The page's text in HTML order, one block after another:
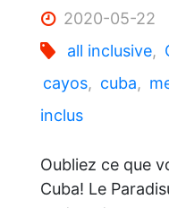
2020-05-22
all inclusive,
cayos, cuba,
inclus
Oubliez ce que
Cuba! Le